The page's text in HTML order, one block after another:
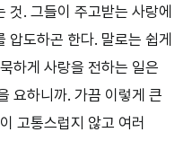
것. 그들이 주고받는 사랑에
압도하곤 한다. 말로는 쉽게
하게 사랑을 전하는 일은
요하니까. 가끔 이렇게 큰
고통스럽지 않고 여러